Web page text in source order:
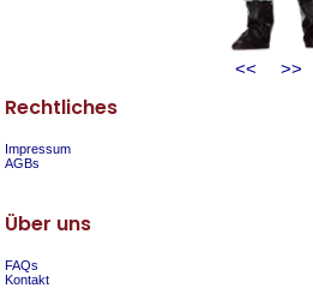
<< >>
Rechtliches
Impressum
AGBs
Über uns
FAQs
Kontakt